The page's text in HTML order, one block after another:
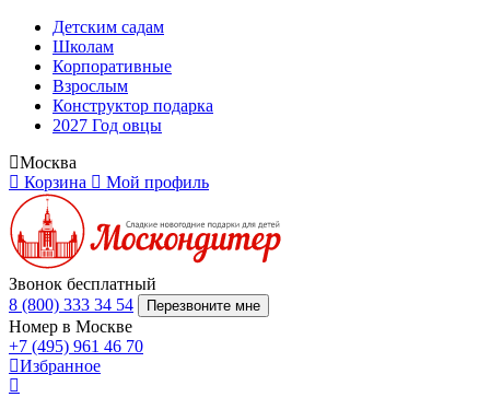
Детским садам
Школам
Корпоративные
Взрослым
Конструктор подарка
2027 Год овцы
Москва
Корзина
Мой профиль
Звонок бесплатный
8 (800) 333 34 54
Перезвоните мне
Номер в Москве
+7 (495) 961 46 70
Избранное